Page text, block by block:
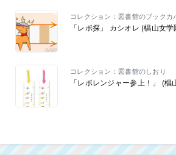
コレクション：図書館のブックカ
「レポ探」 カシオレ (椙山女
コレクション：図書館のしおり
「レポレンジャー参上！」 (